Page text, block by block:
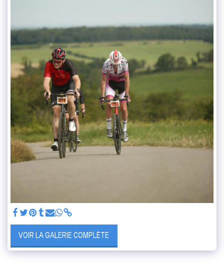
VOIR LA GALERIE COMPLÈTE